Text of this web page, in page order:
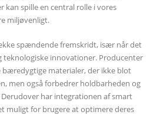
kan spille en central rolle i vores
miljøvenligt.
spændende fremskridt, især når det
teknologiske innovationer. Producenter
materialer, der ikke blot
men også forbedrer holdbarheden og
har integrationen af smart
muligt for brugere at optimere deres